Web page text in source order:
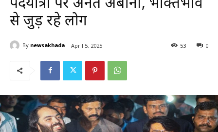
से जुड़ रहे लोग
By newsakhada April 5, 2025 0
53